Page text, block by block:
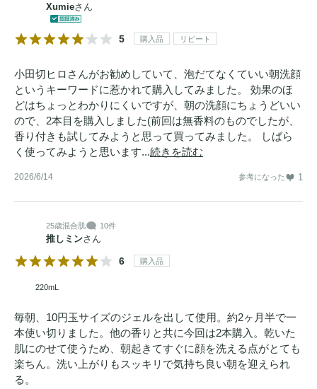
Xumieさん
5 購入品 リピート
小田切ヒロさんがお勧めしていて、泡だてなくていい朝洗顔
というキーワードに惹かれて購入してみました。 効果のほ
どはちょっとわかりにくいですが、朝の洗顔にちょうどいい
ので、2本目を購入しました(前回は無香料のものでしたが、
香り付きも試してみようと思って買ってみました。 しばら
く使ってみようと思います...続きを読む
2026/6/14 参考になった 1
25歳混合肌 10件
推しミンさん
6 購入品
220mL
毎朝、10円玉サイズのジェルを出して使用。約2ヶ月半で一
本使い切りました。他の香りと共に今回は2本購入。乾いた
肌にのせて使うため、朝起きてすぐに顔を洗える点がとても
楽ちん。洗い上がりもスッキリで気持ち良い朝を迎えられ
る。